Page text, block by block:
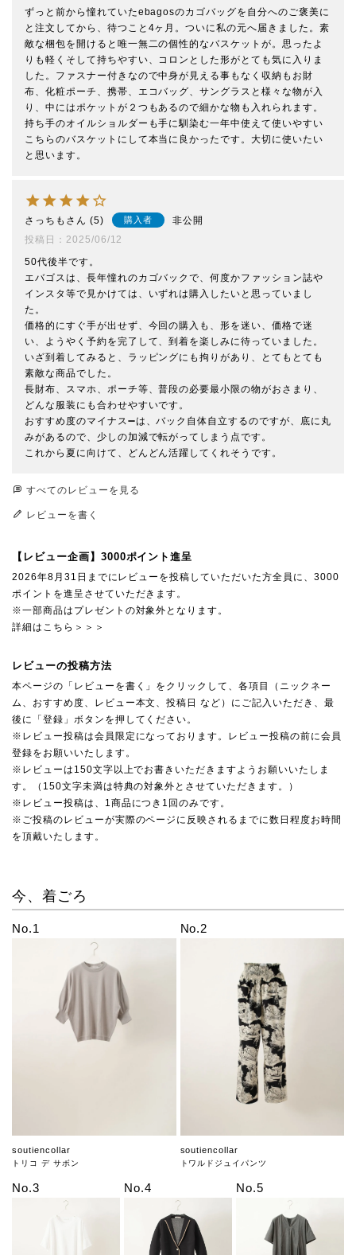
ずっと前から憧れていたebagosのカゴバッグを自分へのご褒美に
と注文してから、待つこと4ヶ月。ついに私の元へ届きました。素
敵な梱包を開けると唯一無二の個性的なバスケットが。思ったよ
りも軽くそして持ちやすい、コロンとした形がとても気に入りま
した。ファスナー付きなので中身が見える事もなく収納もお財
布、化粧ポーチ、携帯、エコバッグ、サングラスと様々な物が入
り、中にはポケットが２つもあるので細かな物も入れられます。
持ち手のオイルショルダーも手に馴染む一年中使えて使いやすい
こちらのバスケットにして本当に良かったです。大切に使いたい
と思います。
さっちも 5 購入者
非公開
投稿日
2025/06/12
50代後半です。
エバゴスは、長年憧れのカゴバックで、何度かファッション誌や
インスタ等で見かけては、いずれは購入したいと思っていまし
た。
価格的にすぐ手が出せず、今回の購入も、形を迷い、価格で迷
い、ようやく予約を完了して、到着を楽しみに待っていました。
いざ到着してみると、ラッピングにも拘りがあり、とてもとても
素敵な商品でした。
長財布、スマホ、ポーチ等、普段の必要最小限の物がおさまり、
どんな服装にも合わせやすいです。
おすすめ度のマイナス➖は、バック自体自立するのですが、底に丸
みがあるので、少しの加減で転がってしまう点です。
これから夏に向けて、どんどん活躍してくれそうです。
すべてのレビューを見る
レビューを書く
【レビュー企画】3000ポイント進呈
2026年8月31日までにレビューを投稿していただいた方全員に、3000
ポイントを進呈させていただきます。
※一部商品はプレゼントの対象外となります。
詳細はこちら＞＞＞
レビューの投稿方法
本ページの「レビューを書く」をクリックして、各項目（ニックネー
ム、おすすめ度、レビュー本文、投稿日 など）にご記入いただき、最
後に「登録」ボタンを押してください。
※レビュー投稿は会員限定になっております。レビュー投稿の前に会員
登録をお願いいたします。
※レビューは150文字以上でお書きいただきますようお願いいたしま
す。（150文字未満は特典の対象外とさせていただきます。）
※レビュー投稿は、1商品につき1回のみです。
※ご投稿のレビューが実際のページに反映されるまでに数日程度お時間
を頂戴いたします。
今、着ごろ
No.1
soutiencollar
トリコ デ サボン
No.2
soutiencollar
トワルドジュイパンツ
No.3 No.4 No.5